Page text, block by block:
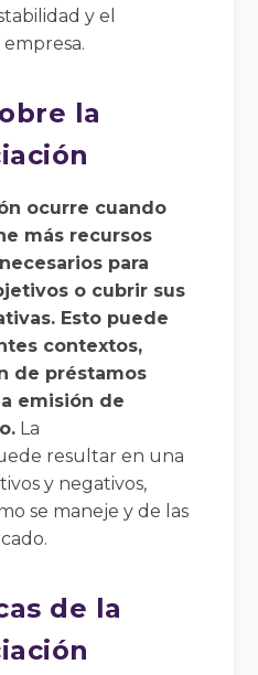
y el
la
ocurre cuando
más recursos
para
o cubrir sus
Esto puede
contextos,
de préstamos
emisión de
La
resultar en una
y negativos,
se maneje y de las
de la